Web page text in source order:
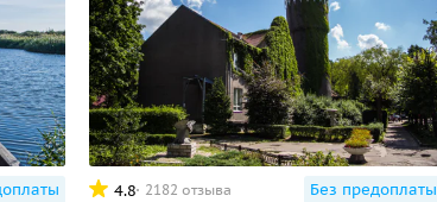
4.8 2182 отзыва Без предоплаты